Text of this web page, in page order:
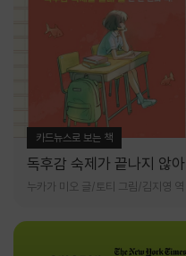
카드뉴스로 보는 책
독후감 숙제가 끝나지 않아
누카가 미오 글/토티 그림/김지영 역